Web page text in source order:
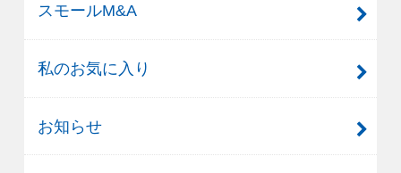
スモールM&A
私のお気に入り
お知らせ